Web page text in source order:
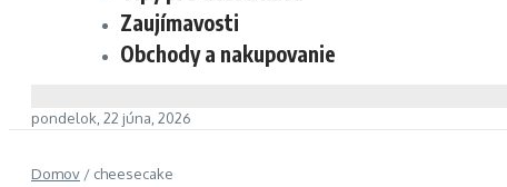
Zaujímavosti
Obchody a nakupovanie
pondelok, 22 júna, 2026
Domov / cheesecake